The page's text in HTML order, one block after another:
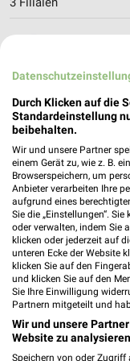
33602
Heute
dm
33602
Heute
0,30 km
33613
Durch Klicken auf die
Standardeinstellung
beibehalten.
Wir und unsere Partner
einem Gerät zu, wie z. B.
Browserspeichern, um
Anbieter verarbeiten Ihre
aufgrund eines
Sie die „Einstellungen“.
oder verwalten, indem Sie
klicken oder jederzeit auf
unteren Ecke der Website
klicken Sie auf den
und klicken Sie auf den
Sie Ihre Einwilligung
Partnern mitgeteilt und
Wir und unsere
Website zu
Speichern von oder